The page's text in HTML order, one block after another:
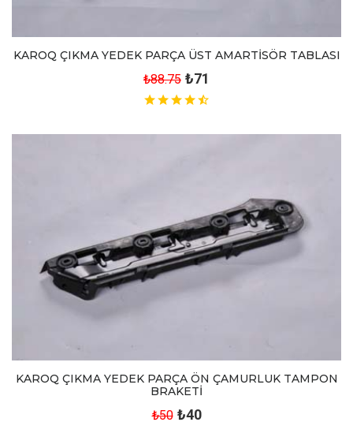
KAROQ ÇIKMA YEDEK PARÇA ÜST AMARTİSÖR TABLASI
₺88.75 ₺71
KAROQ ÇIKMA YEDEK PARÇA ÖN ÇAMURLUK TAMPON
BRAKETİ
₺50 ₺40